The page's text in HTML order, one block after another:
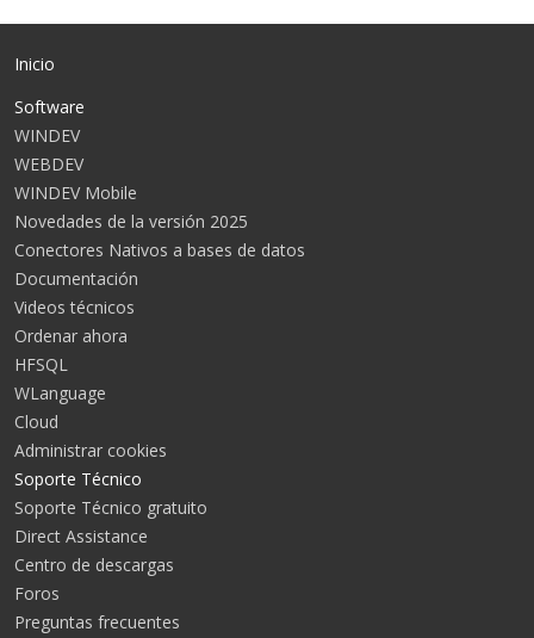
Inicio
Software
WINDEV
WEBDEV
WINDEV Mobile
Novedades de la versión 2025
Conectores Nativos a bases de datos
Documentación
Videos técnicos
Ordenar ahora
HFSQL
WLanguage
Cloud
Administrar cookies
Soporte Técnico
Soporte Técnico gratuito
Direct Assistance
Centro de descargas
Foros
Preguntas frecuentes